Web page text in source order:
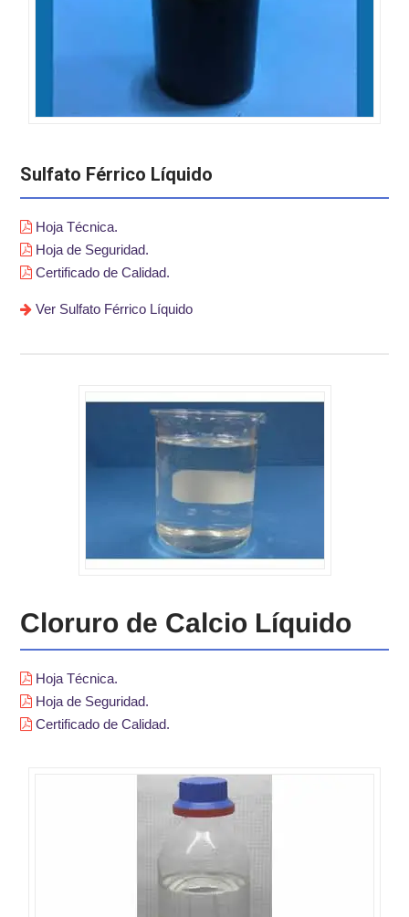
Sulfato Férrico Líquido
Hoja Técnica.
Hoja de Seguridad.
Certificado de Calidad.
Ver Sulfato Férrico Líquido
Cloruro de Calcio Líquido
Hoja Técnica.
Hoja de Seguridad.
Certificado de Calidad.